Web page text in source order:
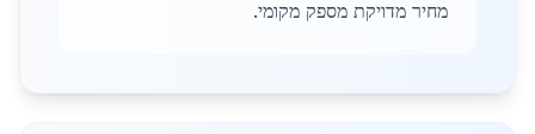
מחיר מדויקת מספק מקומי.